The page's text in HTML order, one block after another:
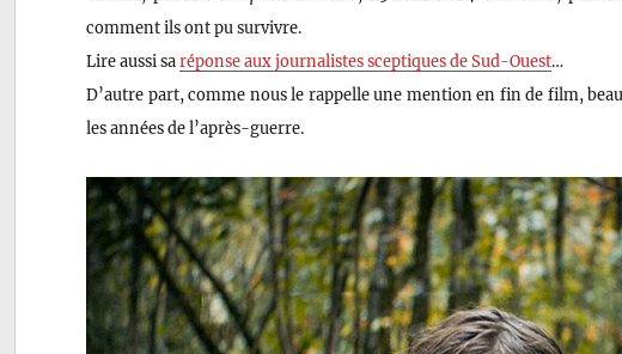
comment ils ont pu survivre.
Lire aussi saréponse aux journalistes sceptiques de Sud-Ouest…
D’autre part, comme nous le rappelle une mention en fin de film,
les années de l’après-guerre.